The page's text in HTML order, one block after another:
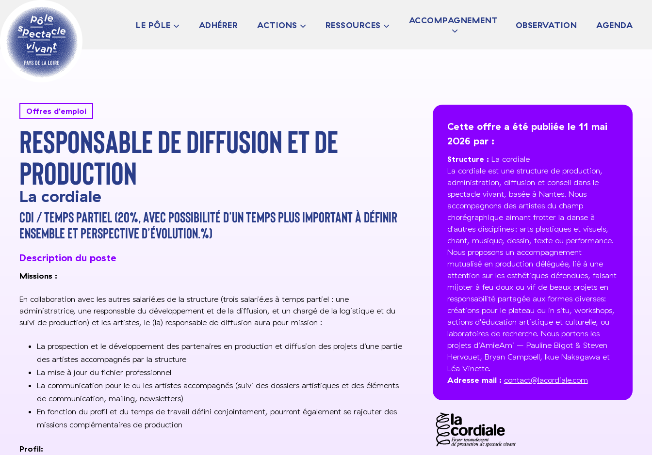
LE PÔLE ADHÉRER ACTIONS RESSOURCES
AIDES ET APPELS À
PROJETS
NEWSLETTERS DU
ACCOMPAGNEMENT OBSERVATION AGENDA
Offres d'emploi
Responsable de diffusion et de
production
La cordiale
CDI / TEMPS PARTIEL (20%, AVEC POSSIBILITÉ D’UN TEMPS PLUS IMPORTANT À DÉFINIR
ENSEMBLE ET PERSPECTIVE D’ÉVOLUTION.%)
Description du poste
Missions :
En collaboration avec les autres salarié.es de la structure (trois salarié.es à temps partiel : une
administratrice, une responsable du développement et de la diffusion, et un chargé de la logistique et du
suivi de production) et les artistes, le (la) responsable de diffusion aura pour mission :
La prospection et le développement des partenaires en production et diffusion des projets d’une partie
des artistes accompagnés par la structure
La mise à jour du fichier professionnel
La communication pour le ou les artistes accompagnés (suivi des dossiers artistiques et des éléments
de communication, mailing, newsletters)
En fonction du profil et du temps de travail défini conjointement, pourront également se rajouter des
missions complémentaires de production
Profil:
Cette offre a été publiée le 11 mai
2026 par :
Structure : La cordiale
La cordiale est une structure de production,
administration, diffusion et conseil dans le
spectacle vivant, basée à Nantes. Nous
accompagnons des artistes du champ
chorégraphique aimant frotter la danse à
d'autres disciplines : arts plastiques et visuels,
chant, musique, dessin, texte ou performance.
Nous proposons un accompagnement
mutualisé en production déléguée, lié à une
attention sur les esthétiques défendues, faisant
mijoter à feu doux ou vif de beaux projets en
responsabilité partagée aux formes diverses:
créations pour le plateau ou in situ, workshops,
actions d'éducation artistique et culturelle, ou
laboratoires de recherche. Nous portons les
projets d’AmieAmi – Pauline Bigot & Steven
Hervouet, Bryan Campbell, Ikue Nakagawa et
Léa Vinette.
Adresse mail : contact@lacordiale.com